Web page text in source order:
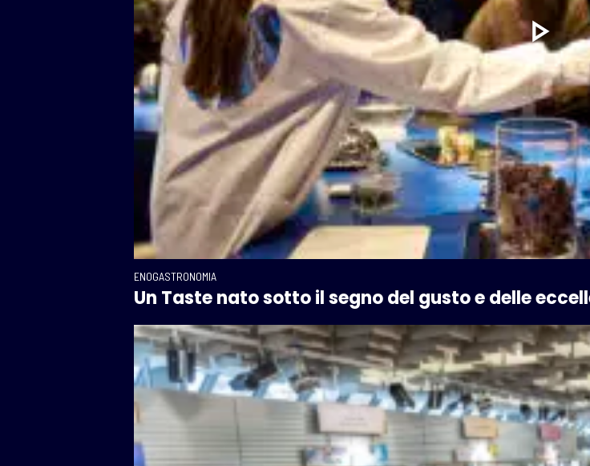
ENOGASTRONOMIA
Un Taste nato sotto il segno del gusto e delle